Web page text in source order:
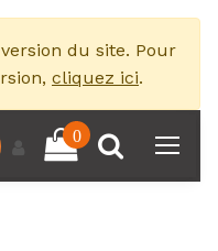
du site. Pour
cliquez ici.
0